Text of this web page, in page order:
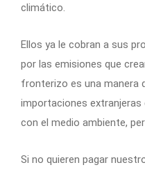
climático.
Ellos ya le cobran a sus
por las emisiones que
fronterizo es una manera
importaciones
con el medio ambiente,
Si no quieren pagar